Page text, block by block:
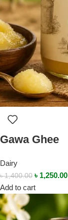
Gawa Ghee
Dairy
৳1,400.00 ৳ 1,250.00
Add to cart